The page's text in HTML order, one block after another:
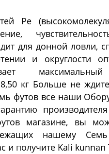
Pe
для донной ловли,
и округлости
8,50 кг Больше не
футов все наши
магазине, вы
нашему
и получите Kali